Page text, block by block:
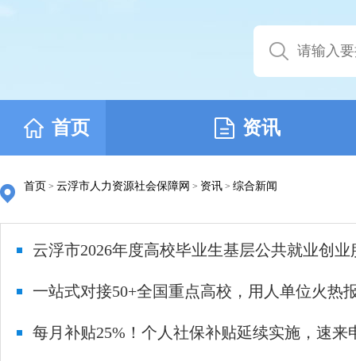
首页 资讯
首页 > 云浮市人力资源社会保障网 > 资讯 > 综合新闻
云浮市2026年度高校毕业生基层公共就业创
一站式对接50+全国重点高校，用人单位火热
每月补贴25%！个人社保补贴延续实施，速来